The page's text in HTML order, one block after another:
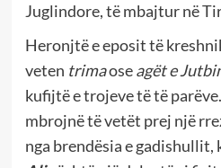
Juglindore, të mbajtur në
Heronjtë e eposit të
veten trimaose agët e
kufijtë e trojeve të të
mbrojnë të vetët prej një
nga brendësia e gadishullit,